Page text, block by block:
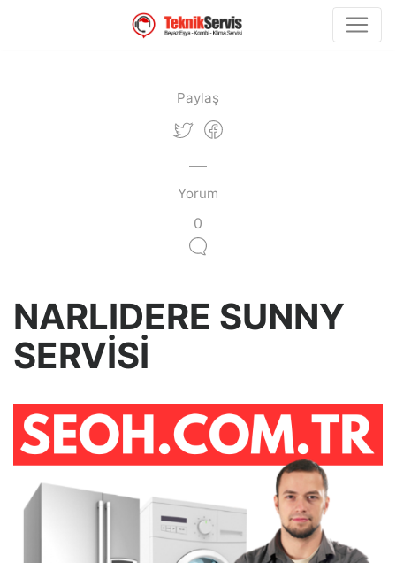
Paylaş
Yorum
0
NARLIDERE SUNNY
SERVİSİ